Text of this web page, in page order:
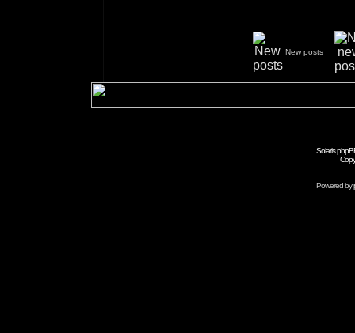
New posts
Solaris
Powered by